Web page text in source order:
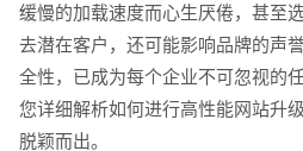
缓慢的加载速度而心生厌倦，甚至
去潜在客户，还可能影响品牌的声
全性，已成为每个企业不可忽视的
您详细解析如何进行高性能网站升
脱颖而出。